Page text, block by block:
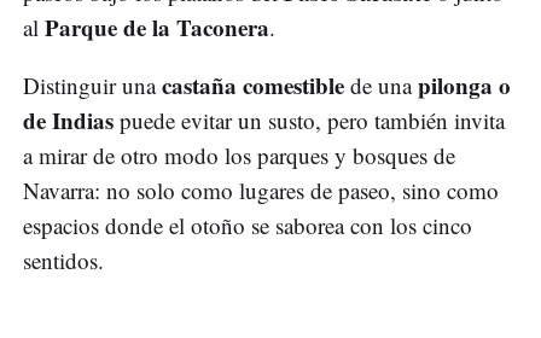
al Parque de la Taconera.
Distinguir unacastaña comestible de unapilonga o
de Indias puede evitar un susto, pero también invita
a mirar de otro modo los parques y bosques de
Navarra: no solo como lugares de paseo, sino como
espacios donde el otoño se saborea con los cinco
sentidos.